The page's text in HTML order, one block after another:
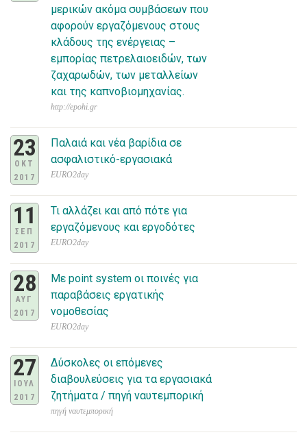
μερικών ακόμα συμβάσεων που
αφορούν εργαζόμενους στους
κλάδους της ενέργειας –
εμπορίας πετρελαιοειδών, των
ζαχαρωδών, των μεταλλείων
και της καπνοβιομηχανίας.
http://epohi.gr
23
ΟΚΤ
2017
Παλαιά και νέα βαρίδια σε
ασφαλιστικό-εργασιακά
EURO2day
11
ΣΕΠ
2017
Τι αλλάζει και από πότε για
εργαζόμενους και εργοδότες
EURO2day
28
ΑΥΓ
2017
Με point system οι ποινές για
παραβάσεις εργατικής
νομοθεσίας
EURO2day
27
ΙΟΥΛ
2017
Δύσκολες οι επόμενες
διαβουλεύσεις για τα εργασιακά
ζητήματα / πηγή ναυτεμπορική
πηγή ναυτεμπορική